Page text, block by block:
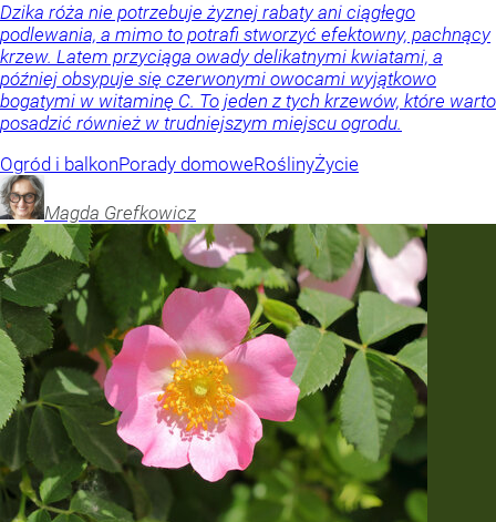
Dzika róża nie potrzebuje żyznej rabaty ani ciągłego
podlewania, a mimo to potrafi stworzyć efektowny, pachnący
krzew. Latem przyciąga owady delikatnymi kwiatami, a
później obsypuje się czerwonymi owocami wyjątkowo
bogatymi w witaminę C. To jeden z tych krzewów, które warto
posadzić również w trudniejszym miejscu ogrodu.
Ogród i balkonPorady domoweRoślinyŻycie
Magda Grefkowicz